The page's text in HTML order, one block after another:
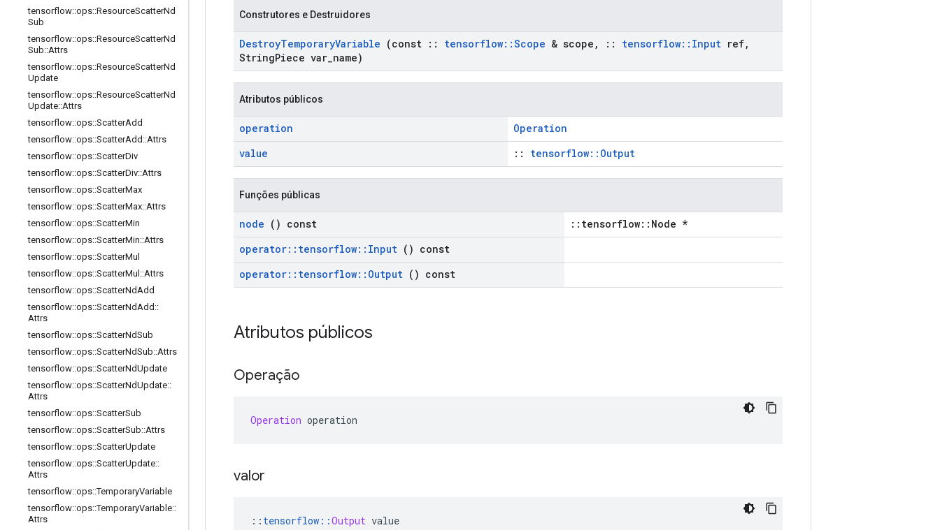
tensorflow::ops::ResourceScatterNd
Sub
tensorflow::ops::ResourceScatterNd
Sub::Attrs
tensorflow::ops::ResourceScatterNd
Update
tensorflow::ops::ResourceScatterNd
Update::Attrs
tensorflow::ops::ScatterAdd
tensorflow::ops::ScatterAdd ::Attrs
tensorflow::ops::ScatterDiv
tensorflow::ops::ScatterDiv::Attrs
tensorflow::ops::ScatterMax
tensorflow::ops::ScatterMax::Attrs
tensorflow::ops::ScatterMin
tensorflow::ops::ScatterMin::Attrs
tensorflow::ops::ScatterMul
tensorflow::ops::ScatterMul ::Attrs
tensorflow::ops::ScatterNdAdd
tensorflow::ops::ScatterNdAdd ::
Attrs
tensorflow::ops::ScatterNdSub
tensorflow::ops::ScatterNdSub::Attrs
tensorflow::ops::ScatterNdUpdate
tensorflow::ops::ScatterNdUpdate::
Attrs
tensorflow::ops::ScatterSub
tensorflow::ops::ScatterSub::Attrs
tensorflow::ops::ScatterUpdate
tensorflow::ops::ScatterUpdate::
Attrs
tensorflow::ops::TemporaryVariable
tensorflow::ops::TemporaryVariable::
Attrs
Construtores e Destruidores
DestroyTemporaryVariable (const :: tensorflow::Scope & scope , :: tensorflow:: Input ref,
StringPiece var name)
Atributos públicos
operation
Operation
value
:: tensorflow::Output
Funções públicas
node () const
::tensorflow::Node *
operator:: tensorflow:: Input () const
operator:: tensorflow:: Output () const
Atributos públicos
Operação
Operation operation
valor
:: tensorflow ::Output value